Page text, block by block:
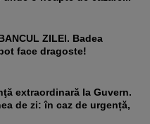
face dragoste!
de zi: în caz de urgență,